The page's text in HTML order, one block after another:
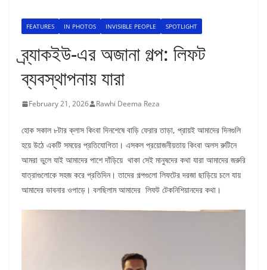
FEATURES IN PHOTOS INVISIBLE PEOPLE SPOTLIGHT
ব্র্যাকইউ-এর অজানা গল্প: লিফট
ব্যবস্থাপনায় যারা
February 21, 2026 Rawhi Deema Reza
হোক সকাল ৮টার ক্লাস কিংবা দিনশেষে বাড়ি ফেরার তাড়া, প্রায়ই আমাদের দিনগুলি
হয়ে উঠে একটি সময়ের প্রতিযোগিতা। এসকল প্রয়োজনীয়তায় কিংবা অলস রুটিনে
আমরা ভুলে যাই আমাদের পাশে দাঁড়িয়ে থাকা সেই মানুষদের কথা যারা আমাদের জরুরি
যাত্রাগুলোকে সহজ করে প্রতিদিন। তাদের গল্পগুলো লিফটের দরজা ছাড়িয়ে চলে যায়
আমাদের ভাবনার ওপাড়ে। বলছিলাম আমাদের লিফট টেকনিশিয়ানদের কথা।